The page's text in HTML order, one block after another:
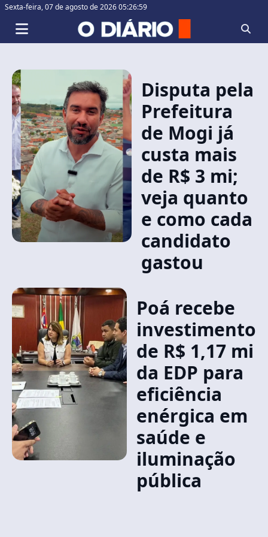
Sexta-feira,07 de agosto de 2026 05:26:59
Disputa pela
Prefeitura
de Mogi já
custa mais
de R$ 3 mi;
veja quanto
e como cada
candidato
gastou
Poá recebe
investimento
de R$ 1,17 mi
da EDP para
eficiência
enérgica em
saúde e
iluminação
pública